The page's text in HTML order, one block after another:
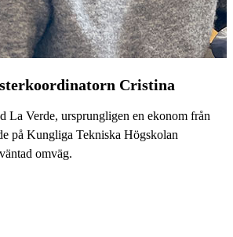
Cristina
La Verde, ursprungligen en ekonom från
på Kungliga Tekniska Högskolan
omväg.